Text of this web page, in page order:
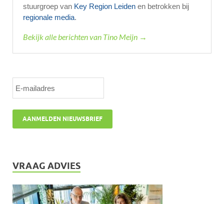
stuurgroep van Key Region Leiden en betrokken bij
regionale media.
Bekijk alle berichten van Tino Meijn →
VRAAG ADVIES